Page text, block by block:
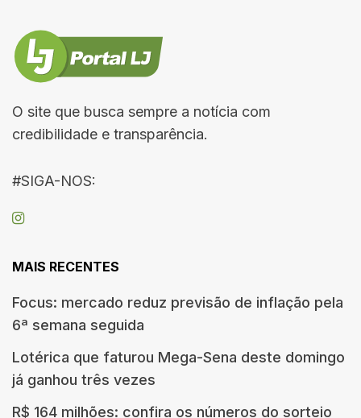
O site que busca sempre a notícia com
credibilidade e transparência.
#SIGA-NOS:
MAIS RECENTES
Focus: mercado reduz previsão de inflação pela
6ª semana seguida
Lotérica que faturou Mega-Sena deste domingo
já ganhou três vezes
R$ 164 milhões: confira os números do sorteio